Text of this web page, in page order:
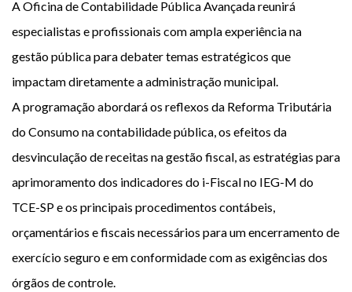
A Oficina de Contabilidade Pública Avançada reunirá
especialistas e profissionais com ampla experiência na
gestão pública para debater temas estratégicos que
impactam diretamente a administração municipal.
A programação abordará os reflexos da Reforma Tributária
do Consumo na contabilidade pública, os efeitos da
desvinculação de receitas na gestão fiscal, as estratégias para
aprimoramento dos indicadores do i-Fiscal no IEG-M do
TCE-SP e os principais procedimentos contábeis,
orçamentários e fiscais necessários para um encerramento de
exercício seguro e em conformidade com as exigências dos
órgãos de controle.